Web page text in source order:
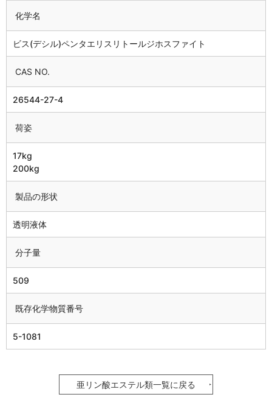
化学名
ビス(デシル)ペンタエリスリトールジホスファイト
CAS NO.
26544-27-4
荷姿
17kg
200kg
製品の形状
透明液体
分子量
509
既存化学物質番号
5-1081
亜リン酸エステル類一覧に戻る